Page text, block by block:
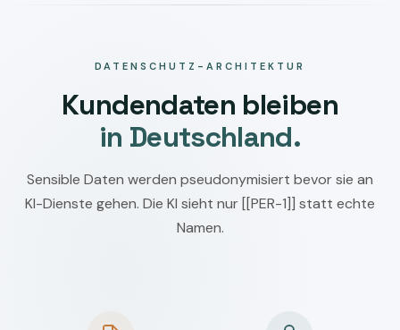
DATENSCHUTZ-ARCHITEKTUR
Kundendaten bleiben
in Deutschland.
Sensible Daten werden pseudonymisiert bevor sie an
KI-Dienste gehen. Die KI sieht nur [[PER-1]] statt echte
Namen.